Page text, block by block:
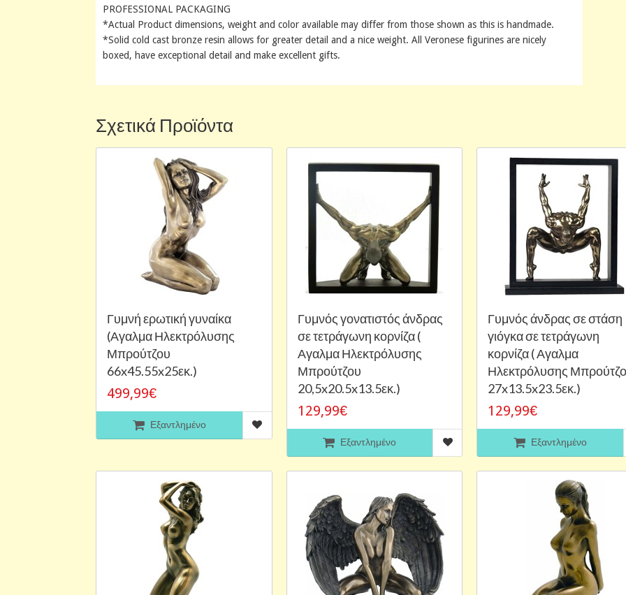
PROFESSIONAL PACKAGING
*Actual Product dimensions, weight and color available may differ from those shown as this is handmade.
*Solid cold cast bronze resin allows for greater detail and a nice weight. All Veronese figurines are nicely
boxed, have exceptional detail and make excellent gifts.
Σχετικά Προϊόντα
Γυμνή ερωτική γυναίκα
(Αγαλμα Ηλεκτρόλυσης
Μπρούτζου
66x45.55x25εκ.)
499,99€
Εξαντλημένο
Γυμνός γονατιστός άνδρας
σε τετράγωνη κορνίζα (
Αγαλμα Ηλεκτρόλυσης
Μπρούτζου
20,5x20.5x13.5εκ.)
129,99€
Εξαντλημένο
Γυμνός άνδρας σε στάση
γιόγκα σε τετράγωνη
κορνίζα ( Αγαλμα
Ηλεκτρόλυσης
27x13.5x23.5εκ.)
129,99€
Εξαντλημένο